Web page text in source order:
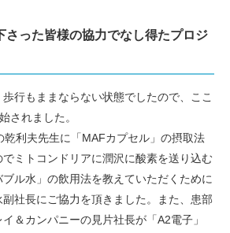
さった皆様の協力でなし得たプロジ
行もままならない状態でしたので、ここ
されました。
乾利夫先生に「MAFカプセル」の摂取法
ミトコンドリアに潤沢に酸素を送り込む
ル水」の飲用法を教えていただくために
社長にご協力を頂きました。また、患部
＆カンパニーの見片社長が「A2電子」